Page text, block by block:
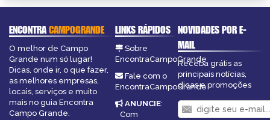
ENCONTRACAMPOGRANDE
O melhor de Campo
Grande num só lugar!
Dicas, onde ir, o que fazer,
as melhores empresas,
locais, serviços e muito
mais no guia Encontra
Campo Grande.
LINKS RÁPIDOS
Sobre
EncontraCampoGrande
Fale com o
EncontraCampoGrande
ANUNCIE:
Com
NOVIDADES POR E-
MAIL
Receba grátis as
principais notícias,
dicas e promoções